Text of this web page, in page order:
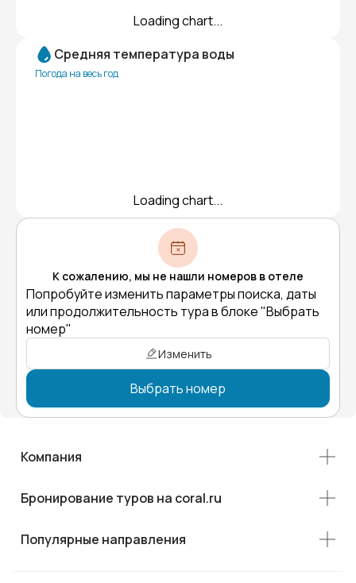
Loading chart...
Средняя температура воды
Погода на весь год
Loading chart...
К сожалению, мы не нашли номеров в отеле
Попробуйте изменить параметры поиска, даты
или продолжительность тура в блоке "Выбрать
номер"
Изменить
Выбрать номер
Компания
Бронирование туров на coral.ru
Популярные направления